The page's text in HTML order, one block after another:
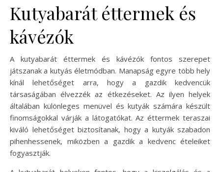
Kutyabarát éttermek és
kávézók
A kutyabarát éttermek és kávézók fontos szerepet
játszanak a kutyás életmódban. Manapság egyre több hely
kínál lehetőséget arra, hogy a gazdik kedvencük
társaságában élvezzék az étkezéseket. Az ilyen helyek
általában különleges menüvel és kutyák számára készült
finomságokkal várják a látogatókat. Az éttermek teraszai
kiváló lehetőséget biztosítanak, hogy a kutyák szabadon
pihenhessenek, miközben a gazdik a kedvenc ételeiket
fogyasztják.